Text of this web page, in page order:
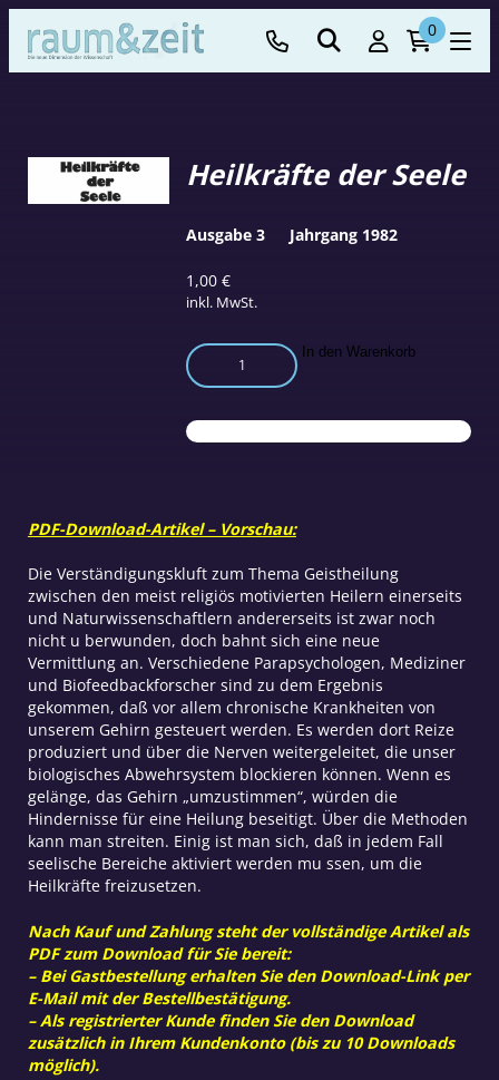
0
Heilkräfte der Seele
1,00€
inkl. MwSt.
Heilkräfte
der
Menge
In den Warenkorb
Ausgabe 3 Jahrgang 1982
PDF-Download-Artikel – Vorschau:
Die Verständigungskluft zum Thema Geistheilung
zwischen den meist religiös motivierten Heilern einerseits
und Naturwissenschaftlern andererseits ist zwar noch
nicht u berwunden, doch bahnt sich eine neue
Vermittlung an. Verschiedene Parapsychologen, Mediziner
und Biofeedbackforscher sind zu dem Ergebnis
gekommen, daß vor allem chronische Krankheiten von
unserem Gehirn gesteuert werden. Es werden dort Reize
produziert und über die Nerven weitergeleitet, die unser
biologisches Abwehrsystem blockieren können. Wenn es
gelänge, das Gehirn „umzustimmen“, würden die
Hindernisse für eine Heilung beseitigt. Über die Methoden
kann man streiten. Einig ist man sich, daß in jedem Fall
seelische Bereiche aktiviert werden mu ssen, um die
Heilkräfte freizusetzen.
Nach Kauf und Zahlung steht der vollständige Artikel als
PDF zum Download für Sie bereit:
– Bei Gastbestellung erhalten Sie den Download-Link per
E-Mail mit der Bestellbestätigung.
– Als registrierter Kunde finden Sie den Download
zusätzlich in Ihrem Kundenkonto (bis zu 10 Downloads
möglich).